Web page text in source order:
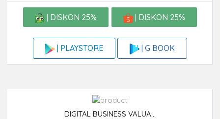
| DISKON 25% | DISKON 25%
| PLAYSTORE | G BOOK
DIGITAL BUSINESS VALUA...